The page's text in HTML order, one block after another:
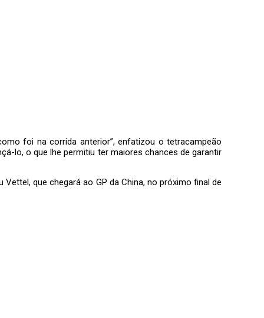
foi na corrida anterior”, enfatizou o tetracampeão
lo, o que lhe permitiu ter maiores chances de garantir
que chegará ao GP da China, no próximo final de